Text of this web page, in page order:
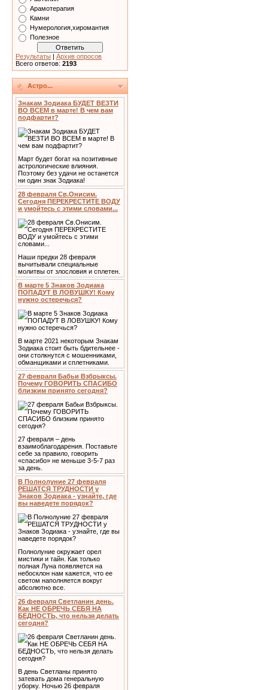
Арамотерапия
Камни
Нумерология,хиромантия
Полезное
Результаты | Архив опросов
Всего ответов: 2193
Астро...
Знакам Зодиака БУДЕТ ВЕЗТИ
ВО ВСЕМ в марте! В чем вам
подфартит?
Март будет богат на позитивные
астрологические влияния.
Поэтому без удачи не останется
ни один знак Зодиака!
28 февраля Св.Онисим.
Сегодня ПЕРЕКРЕСТИТЕ ВОДУ
и умойтесь с этими словами...
Наши предки 28 февраля
вычитывали специальные
молитвы от злословия и сплетен.
В марте 5 Знаков Зодиака
ПОПАДУТ В ЛОВУШКУ! Кому
нужно остеречься?
В марте 2021 некоторым Знакам
Зодиака стоит быть бдительнее -
они столкнутся с мошенниками,
обманщиками и сплетниками.
27 февраля Бабьи Взбрыксы.
Почему ГОВОРИТЬ СПАСИБО
близким принято сегодня?
27 февраля – день
взаимоблагодарения. Поставьте
себе за правило, говорить
«спасибо» не меньше 3-5-7 раз
за день.
В Полнолуние 27 февраля
РЕШАТСЯ ТРУДНОСТИ у
Знаков Зодиака - узнайте, где
вы наведете порядок?
Полнолуние окружает орел
мистики и тайн. Как только
полная Луна появляется на
небосклон нам кажется, что ее
светом наполняется вокруг
абсолютно все.
26 февраля Светланин день.
Как НЕ ОБРЕЧЬ СЕБЯ НА
БЕДНОСТЬ, что нельзя делать
сегодня?
В день Светланы принято
затевать дома генеральную
уборку. Ночью 26 февраля